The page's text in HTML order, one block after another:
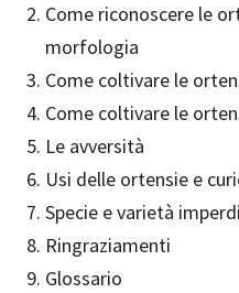
Come riconoscere le
morfologia
Come coltivare le
Come coltivare le
Le avversità
Usi delle ortensie e
Specie e varietà
Ringraziamenti
Glossario